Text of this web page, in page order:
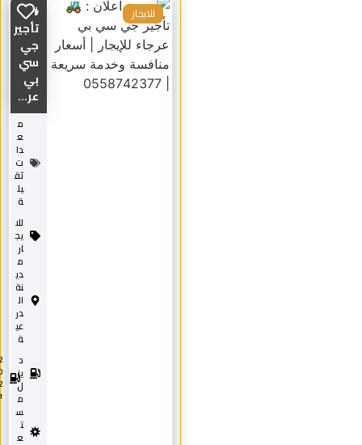
🚜
تأجير
جي
سي
بي
عر...
م
ع
دا
ت
ثق
يل
ة
للا
يج
ار
م
دي
نة
ال
در
عي
ة
د
يز
ل
م
س
ت
ع
2
0
2
1
للايجار